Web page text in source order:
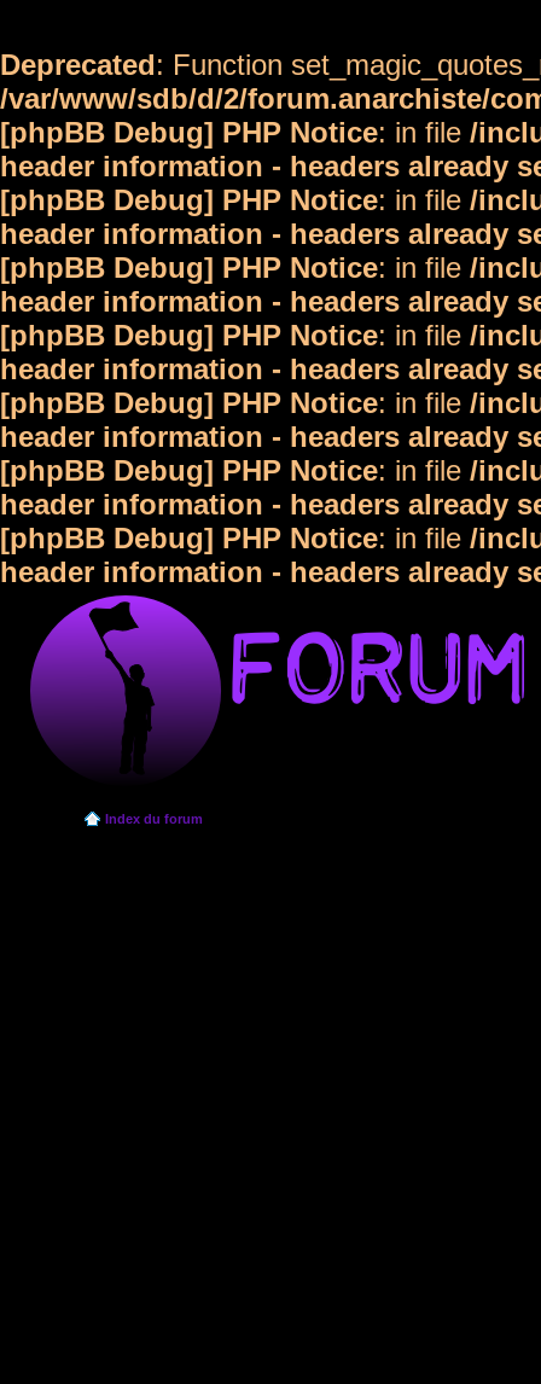
Deprecated: Function
/var/www/sdb/d/2/forum.anarchiste/
[phpBB Debug] PHP Notice: in file /
header information - headers already
[phpBB Debug] PHP Notice: in file /
header information - headers already
[phpBB Debug] PHP Notice: in file /
header information - headers already
[phpBB Debug] PHP Notice: in file /
header information - headers already
[phpBB Debug] PHP Notice: in file /
header information - headers already
[phpBB Debug] PHP Notice: in file /
header information - headers already
[phpBB Debug] PHP Notice: in file /
header information - headers already
Index du forum